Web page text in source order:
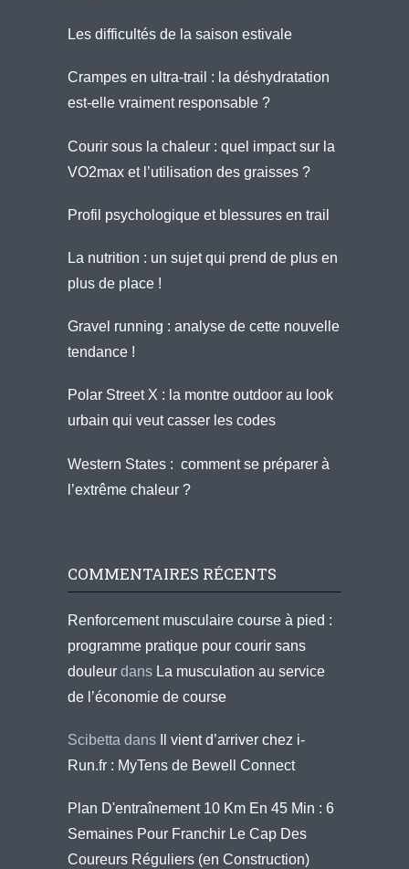
Les difficultés de la saison estivale
Crampes en ultra-trail : la déshydratation
est-elle vraiment responsable ?
Courir sous la chaleur : quel impact sur la
VO2max et l’utilisation des graisses ?
Profil psychologique et blessures en trail
La nutrition : un sujet qui prend de plus en
plus de place !
Gravel running : analyse de cette nouvelle
tendance !
Polar Street X : la montre outdoor au look
urbain qui veut casser les codes
Western States : comment se préparer à
l’extrême chaleur ?
COMMENTAIRES RÉCENTS
Renforcement musculaire course à pied :
programme pratique pour courir sans
douleur dans La musculation au service
de l’économie de course
Scibetta dans
Il vient d’arriver chez i-
Run.fr : MyTens de Bewell Connect
Plan D'entraînement 10 Km En 45 Min : 6
Semaines Pour Franchir Le Cap Des
Coureurs Réguliers (en Construction)